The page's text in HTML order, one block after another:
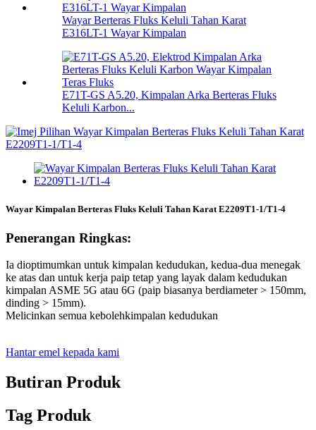
Wayar Berteras Fluks Keluli Tahan Karat
E316LT-1 Wayar Kimpalan
E71T-GS A5.20, Kimpalan Arka Berteras Fluks
Keluli Karbon...
Wayar Kimpalan Berteras Fluks Keluli Tahan Karat E2209T1-1/T1-4
Penerangan Ringkas:
Ia dioptimumkan untuk kimpalan kedudukan, kedua-dua menegak
ke atas dan untuk kerja paip tetap yang layak dalam kedudukan
kimpalan ASME 5G atau 6G (paip biasanya berdiameter > 150mm,
dinding > 15mm).
Melicinkan semua kebolehkimpalan kedudukan
Hantar emel kepada kami
Butiran Produk
Tag Produk